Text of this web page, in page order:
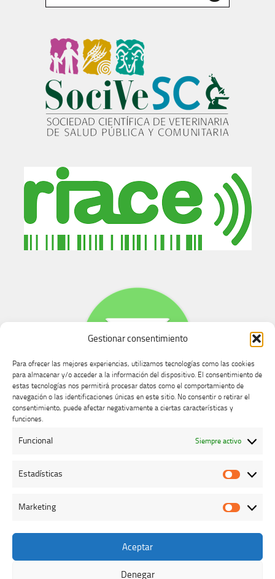
Gestionar consentimiento
Para ofrecer las mejores experiencias, utilizamos tecnologías como las cookies
para almacenar y/o acceder a la información del dispositivo. El consentimiento de
estas tecnologías nos permitirá procesar datos como el comportamiento de
navegación o las identificaciones únicas en este sitio. No consentir o retirar el
consentimiento, puede afectar negativamente a ciertas características y
funciones.
Funcional Siempre activo
Estadísticas
Marketing
Aceptar
Denegar
Buzón de dudas, quejas y sugerencias
Colegio Oficial de Veterinarios de Cáceres © 2026. Todos los